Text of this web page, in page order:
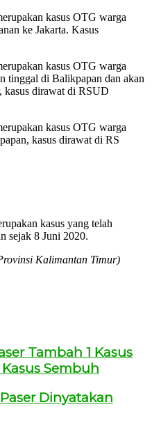
kasus OTG warga
ke Jakarta. Kasus
kasus OTG warga
tinggal di Balikpapan dan akan
kasus dirawat di RSUD
kasus OTG warga
kasus dirawat di RS
kasus yang telah
sejak 8 Juni 2020.
Kalimantan Timur)
Tambah 1 Kasus
Sembuh
Dinyatakan